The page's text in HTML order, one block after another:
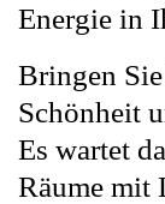
Energie in
Bringen
Schönheit
Es wartet
Räume mit